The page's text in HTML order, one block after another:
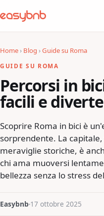
Home› Blog ›Guide su Roma
GUIDE SU ROMA
Percorsi in
facili e
Scoprire Roma in bici è
sorprendente. La
meraviglie storiche, è
chi ama muoversi
bellezza senza lo stress
Easybnb 17 ottobre 2025